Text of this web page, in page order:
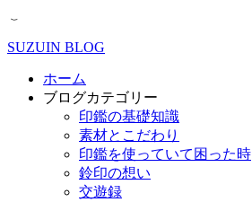
SUZUIN BLOG
ホーム
ブログカテゴリー
印鑑の基礎知識
素材とこだわり
印鑑を使っていて困った時
鈴印の想い
交遊録